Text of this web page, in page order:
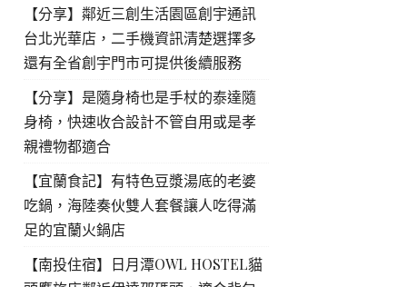
【分享】鄰近三創生活園區創宇通訊
台北光華店，二手機資訊清楚選擇多
還有全省創宇門市可提供後續服務
【分享】是隨身椅也是手杖的泰達隨
身椅，快速收合設計不管自用或是孝
親禮物都適合
【宜蘭食記】有特色豆漿湯底的老婆
吃鍋，海陸奏伙雙人套餐讓人吃得滿
足的宜蘭火鍋店
【南投住宿】日月潭OWL HOSTEL貓